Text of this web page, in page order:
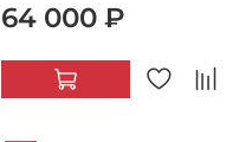
64 000 ₽